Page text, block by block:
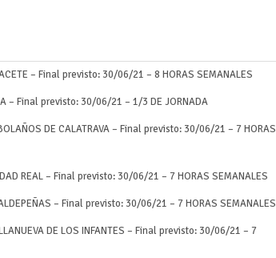
– Final previsto: 30/06/21 – 8 HORAS SEMANALES
– Final previsto: 30/06/21 – 1/3 DE JORNADA
DE CALATRAVA – Final previsto: 30/06/21 – 7 HORAS
REAL – Final previsto: 30/06/21 – 7 HORAS SEMANALES
– Final previsto: 30/06/21 – 7 HORAS SEMANALES
DE LOS INFANTES – Final previsto: 30/06/21 – 7